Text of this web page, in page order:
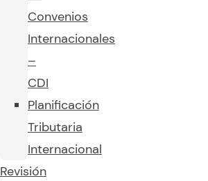
Convenios
Internacionales
–
CDI
Planificación
Tributaria
Internacional
Revisión